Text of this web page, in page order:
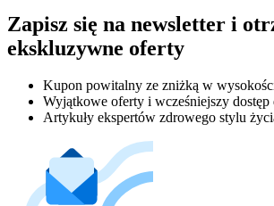
Zapisz się na newsletter i
ekskluzywne oferty
Kupon powitalny ze zniżką w
Wyjątkowe oferty i wcześniejszy
Artykuły ekspertów zdrowego stylu